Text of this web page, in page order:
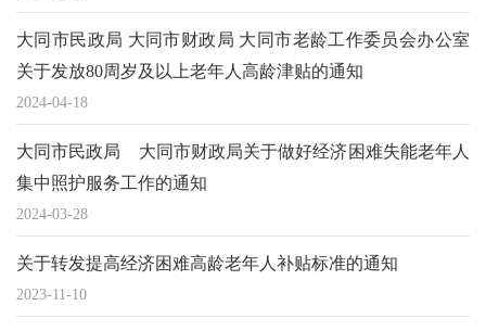
大同市民政局 大同市财政局 大同市老龄工作委员会办公室
关于发放80周岁及以上老年人高龄津贴的通知
2024-04-18
大同市民政局 大同市财政局关于做好经济困难失能老年人
集中照护服务工作的通知
2024-03-28
关于转发提高经济困难高龄老年人补贴标准的通知
2023-11-10